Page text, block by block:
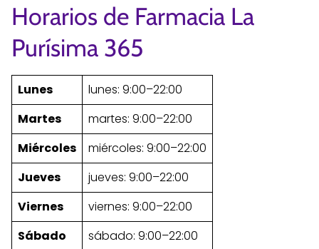
Horarios de Farmacia La
Purísima 365
Lunes
lunes: 9:00–22:00
Martes
martes: 9:00–22:00
Miércoles
miércoles: 9:00–22:00
Jueves
jueves: 9:00–22:00
Viernes
viernes: 9:00–22:00
Sábado
sábado: 9:00–22:00